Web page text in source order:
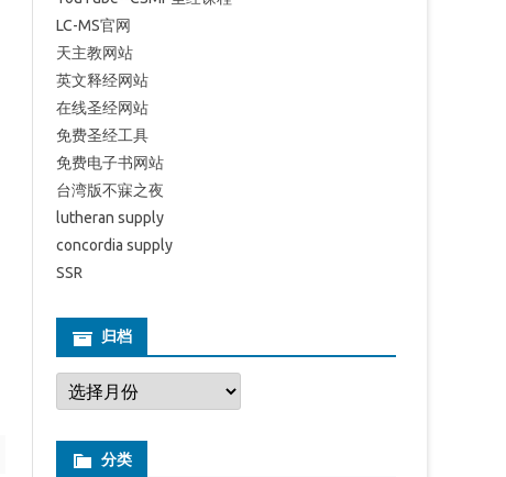
LC-MS官网
天主教网站
英文释经网站
在线圣经网站
免费圣经工具
免费电子书网站
台湾版不寐之夜
lutheran supply
concordia supply
SSR
归档
归
档
分类